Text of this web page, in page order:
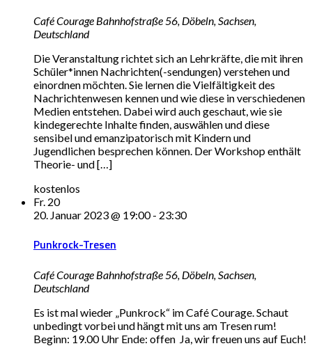
Café Courage Bahnhofstraße 56, Döbeln, Sachsen,
Deutschland
Die Veranstaltung richtet sich an Lehrkräfte, die mit ihren
Schüler*innen Nachrichten(-sendungen) verstehen und
einordnen möchten. Sie lernen die Vielfältigkeit des
Nachrichtenwesen kennen und wie diese in verschiedenen
Medien entstehen. Dabei wird auch geschaut, wie sie
kindegerechte Inhalte finden, auswählen und diese
sensibel und emanzipatorisch mit Kindern und
Jugendlichen besprechen können. Der Workshop enthält
Theorie- und […]
kostenlos
Fr. 20
20. Januar 2023 @ 19:00- 23:30
Punkrock-Tresen
Café Courage Bahnhofstraße 56, Döbeln, Sachsen,
Deutschland
Es ist mal wieder „Punkrock“ im Café Courage. Schaut
unbedingt vorbei und hängt mit uns am Tresen rum!
Beginn: 19.00 Uhr Ende: offen Ja, wir freuen uns auf Euch!